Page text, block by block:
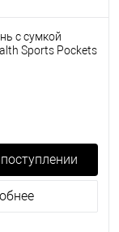
с сумкой
Sports Pockets